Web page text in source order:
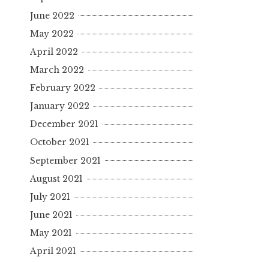
June 2022
May 2022
April 2022
March 2022
February 2022
January 2022
December 2021
October 2021
September 2021
August 2021
July 2021
June 2021
May 2021
April 2021